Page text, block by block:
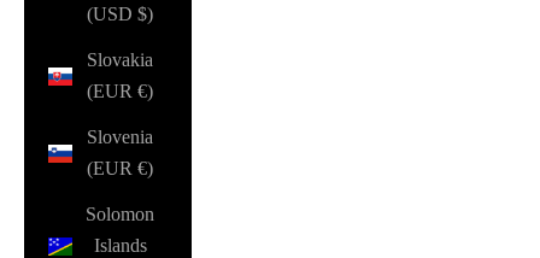
(USD $)
Slovakia
(EUR €)
Slovenia
(EUR €)
Solomon
Islands